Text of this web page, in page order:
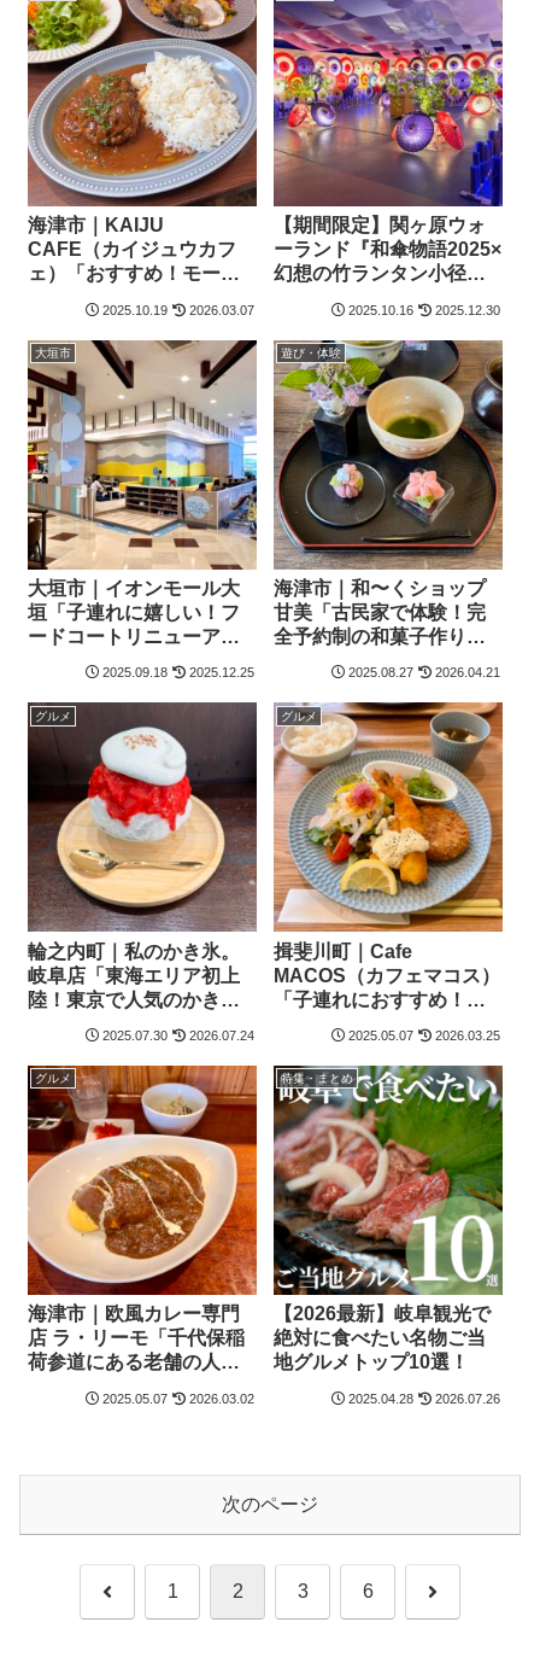
海津市｜KAIJU
CAFE（カイジュウカフ
ェ）「おすすめ！モーニ
イムも人気のカフェ」
2025.10.19 2026.03.07
【期間限定】関ヶ原ウォ
ーランド『和傘物語2025×
幻想の竹ランタン小径』
開催！- 関ヶ原町
2025.10.16 2025.12.30
大垣市
大垣市｜イオンモール大
垣「子連れに嬉しい！フ
ードコートリニューア
2025.09.18 2025.12.25
遊び・体験
海津市｜和〜くショップ
甘美「古民家で体験！完
全予約制の和菓子作り体
験レポ」
2025.08.27 2026.04.21
グルメ
輪之内町｜私のかき氷。
岐阜店「東海エリア初上
陸！東京で人気のかき
2025.07.30 2026.07.24
グルメ
揖斐川町｜Cafe
MACOS（カフェマコス）
「子連れにおすすめ！み
んなに優しいカフェのラ
2025.05.07 2026.03.25
グルメ
海津市｜欧風カレー専門
店 ラ・リーモ「千代保稲
荷参道にある老舗の人気
2025.05.07 2026.03.02
特集・まとめ
【2026最新】岐阜観光で
絶対に食べたい名物ご当
地グルメトップ10選！
2025.04.28 2026.07.26
次のページ
前 1 2 3 6 次